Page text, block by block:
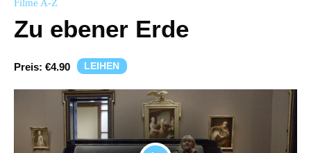
Magazin
Kuratierungen
So geht’s
Filme A-Z
Zu ebener Erde
Preis: €4.90 LEIHEN